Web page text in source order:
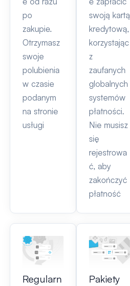
po
zakupie.
Otrzymasz
swoje
polubienia
w czasie
podanym
na stronie
usługi
swoją kartą
kredytową,
korzystając
z
zaufanych
globalnych
systemów
płatności.
Nie musisz
się
rejestrowa
ć, aby
zakończyć
płatność
Regularn
Pakiety